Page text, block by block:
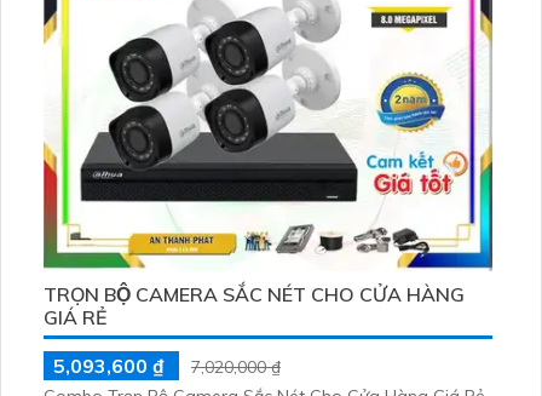
TRỌN BỘ CAMERA SẮC NÉT CHO CỬA HÀNG
GIÁ RẺ
5,093,600 ₫
7,020,000 ₫